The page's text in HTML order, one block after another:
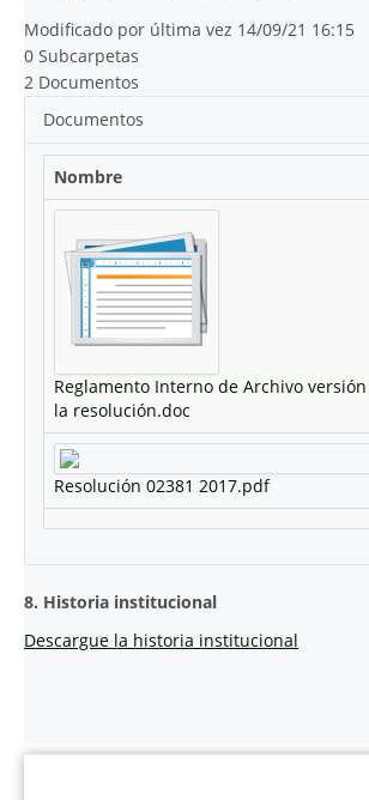
Modificado por última vez 14/09/21 16:15
0 Subcarpetas
2 Documentos
Documentos
Nombre
Reglamento Interno de Archivo
la resolución.doc
Resolución 02381 2017.pdf
8. Historia institucional
Descargue la historia institucional